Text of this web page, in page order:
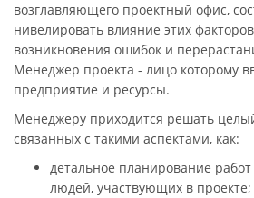
возглавляющего проектный офис,
нивелировать влияние этих
возникновения ошибок и
Менеджер проекта - лицо которому
предприятие и ресурсы.
Менеджеру приходится решать
связанных с такими аспектами, как:
детальное планирование
людей, участвующих в проекте;